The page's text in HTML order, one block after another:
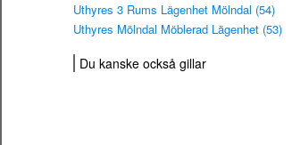
Uthyres 3 Rums Lägenhet Mölndal (54)
Uthyres Mölndal Möblerad Lägenhet (53)
Du kanske också gillar